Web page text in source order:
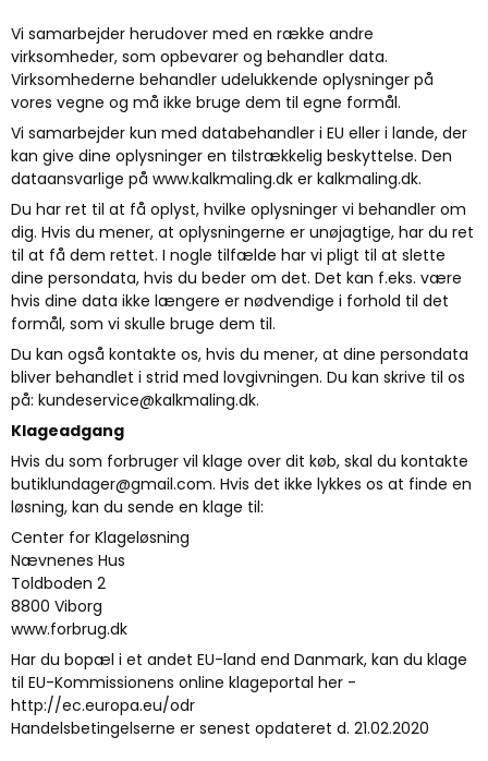
Vi samarbejder herudover med en række andre
virksomheder, som opbevarer og behandler data.
Virksomhederne behandler udelukkende oplysninger på
vores vegne og må ikke bruge dem til egne formål.
Vi samarbejder kun med databehandler i EU eller i lande, der
kan give dine oplysninger en tilstrækkelig beskyttelse. Den
dataansvarlige på www.kalkmaling.dk er kalkmaling.dk.
Du har ret til at få oplyst, hvilke oplysninger vi behandler om
dig. Hvis du mener, at oplysningerne er unøjagtige, har du ret
til at få dem rettet. I nogle tilfælde har vi pligt til at slette
dine persondata, hvis du beder om det. Det kan f.eks. være
hvis dine data ikke længere er nødvendige i forhold til det
formål, som vi skulle bruge dem til.
Du kan også kontakte os, hvis du mener, at dine persondata
bliver behandlet i strid med lovgivningen. Du kan skrive til os
på: kundeservice@kalkmaling.dk.
Klageadgang
Hvis du som forbruger vil klage over dit køb, skal du kontakte
butiklundager@gmail.com. Hvis det ikke lykkes os at finde en
løsning, kan du sende en klage til:
Center for Klageløsning
Nævnenes Hus
Toldboden 2
8800 Viborg
www.forbrug.dk
Har du bopæl i et andet EU-land end Danmark, kan du klage
til EU-Kommissionens online klageportal her -
http://ec.europa.eu/odr
Handelsbetingelserne er senest opdateret d. 21.02.2020